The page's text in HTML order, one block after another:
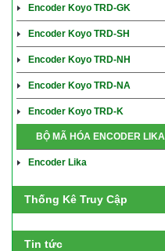
Encoder Koyo TRD-GK
Encoder Koyo TRD-SH
Encoder Koyo TRD-NH
Encoder Koyo TRD-NA
Encoder Koyo TRD-K
BỘ MÃ HÓA ENCODER LIKA
Encoder Lika
Thống Kê Truy Cập
Tin tức